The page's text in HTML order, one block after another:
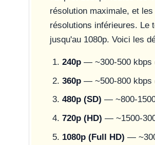
résolution maximale, et
résolutions inférieures. Le
jusqu'au 1080p. Voici les
240p — ~300-500 kbps
360p — ~500-800 kbps
480p (SD) — ~800-
720p (HD) — ~1500-
1080p (Full HD) —